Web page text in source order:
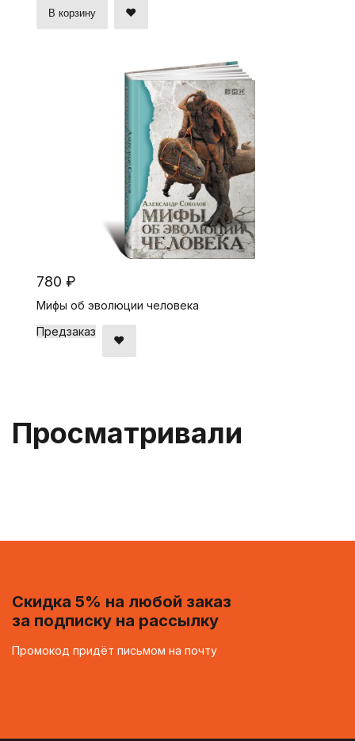
В корзину
780 ₽
Мифы об эволюции человека
Предзаказ
Просматривали
Скидка 5% на любой заказ
за подписку на рассылку
Промокод придёт письмом на почту